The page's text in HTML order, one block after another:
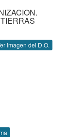
Imagen del D.O.